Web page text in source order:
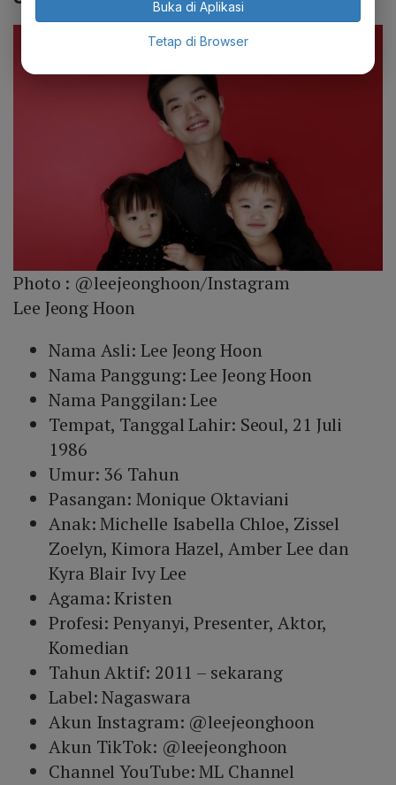
Photo : @leejeonghoon/Instagram
Lee Jeong Hoon
Nama Asli: Lee Jeong Hoon
Nama Panggung: Lee Jeong Hoon
Nama Panggilan: Lee
Tempat, Tanggal Lahir: Seoul, 21 Juli
1986
Umur: 36 Tahun
Pasangan: Monique Oktaviani
Anak: Michelle Isabella Chloe, Zissel
Zoelyn, Kimora Hazel, Amber Lee dan
Kyra Blair Ivy Lee
Agama: Kristen
Profesi: Penyanyi, Presenter, Aktor,
Komedian
Tahun Aktif: 2011 – sekarang
Label: Nagaswara
Akun Instagram: @leejeonghoon
Akun TikTok: @leejeonghoon
Channel YouTube: ML Channel
Buka di Aplikasi
Tetap di Browser